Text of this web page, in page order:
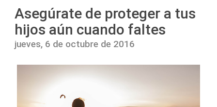
Asegúrate de proteger a tus
hijos aún cuando faltes
jueves, 6 de octubre de 2016